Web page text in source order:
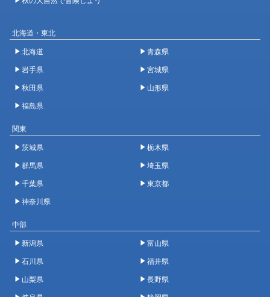
北海道・東北
北海道
青森県
岩手県
宮城県
秋田県
山形県
福島県
関東
茨城県
栃木県
群馬県
埼玉県
千葉県
東京都
神奈川県
中部
新潟県
富山県
石川県
福井県
山梨県
長野県